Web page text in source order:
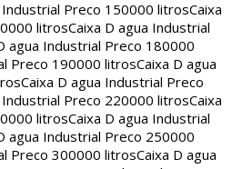
Industrial Preco 150000 litrosCaixa
litrosCaixa D agua Industrial
agua Industrial Preco 180000
Preco 190000 litrosCaixa D agua
Caixa D agua Industrial Preco
Industrial Preco 220000 litrosCaixa
litrosCaixa D agua Industrial
agua Industrial Preco 250000
Preco 300000 litrosCaixa D agua